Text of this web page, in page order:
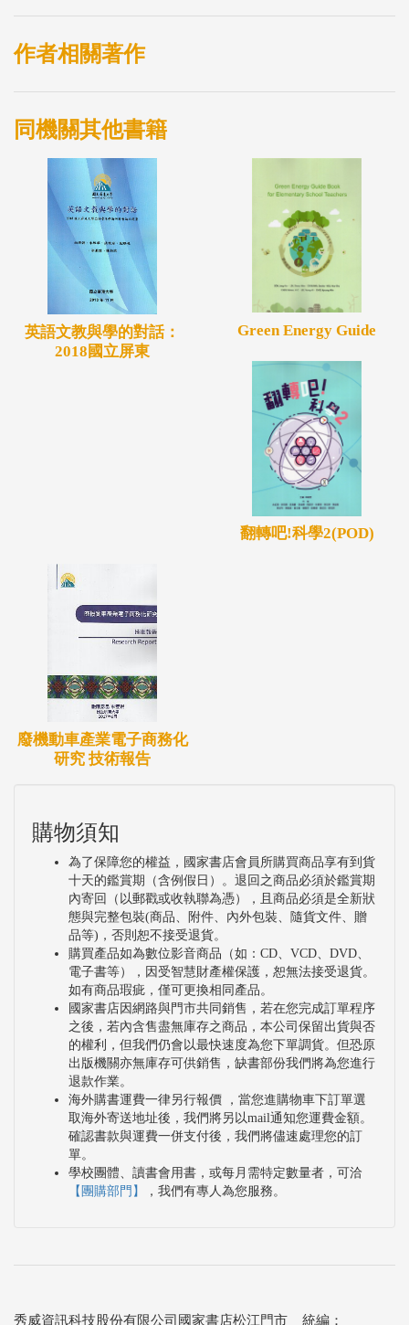
定可以有不同的收穫，也可以進一步發展成為探究的
主題。愛因斯坦（Albert Einstein, 1879-1955）說過：
than knowledge. Knowledge is limited. Imagination
encircles the world.)， 如何善用想像力是科學學習與
研究中的重要因素，也是科學教師所應具備的重要素
作者相關著作
同機關其他書籍
英語文教與學的對話：
2018國立屏東
Green Energy Guide
翻轉吧!科學2(POD)
廢機動車產業電子商務化
研究 技術報告
購物須知
為了保障您的權益，國家書店會員所購買商品享有到貨
十天的鑑賞期（含例假日）。退回之商品必須於鑑賞期
內寄回（以郵戳或收執聯為憑），且商品必須是全新狀
態與完整包裝(商品、附件、內外包裝、隨貨文件、贈
品等)，否則恕不接受退貨。
購買產品如為數位影音商品（如：CD、VCD、DVD、
電子書等），因受智慧財產權保護，恕無法接受退貨。
如有商品瑕疵，僅可更換相同產品。
國家書店因網路與門市共同銷售，若在您完成訂單程序
之後，若內含售盡無庫存之商品，本公司保留出貨與否
的權利，但我們仍會以最快速度為您下單調貨。但恐原
出版機關亦無庫存可供銷售，缺書部份我們將為您進行
退款作業。
海外購書運費一律另行報價 ，當您進購物車下訂單選
取海外寄送地址後，我們將另以mail通知您運費金額。
確認書款與運費一併支付後，我們將儘速處理您的訂
單。
學校團體、讀書會用書，或每月需特定數量者，可洽
【團購部門】
，我們有專人為您服務。
秀威資訊科技股份有限公司國家書店松江門市 統編：